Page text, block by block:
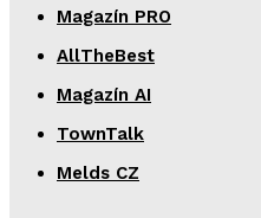
Magazín PRO
AllTheBest
Magazín AI
TownTalk
Melds CZ